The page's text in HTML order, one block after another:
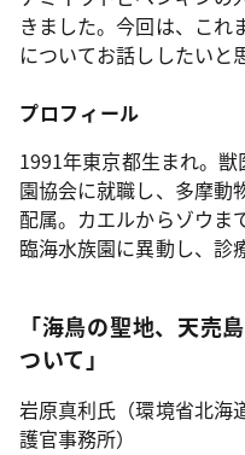
きました。今回は、これ
についてお話ししたいと
プロフィール
1991年東京都生まれ。
園協会に就職し、多摩動
配属。カエルからゾウま
臨海水族園に異動し、診
「海鳥の聖地、天売
ついて」
岩原真利氏（環境省北
護官事務所）